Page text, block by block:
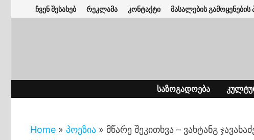
to
ჩვენ შესახებ რეკლამა კონტაქტი მასალების გამოყენების
ᲡᲐᲖᲝᲒᲐᲓᲝᲔᲑᲐ
Home » პოეზია » მწარე შეკითხვა – ვახტანგ